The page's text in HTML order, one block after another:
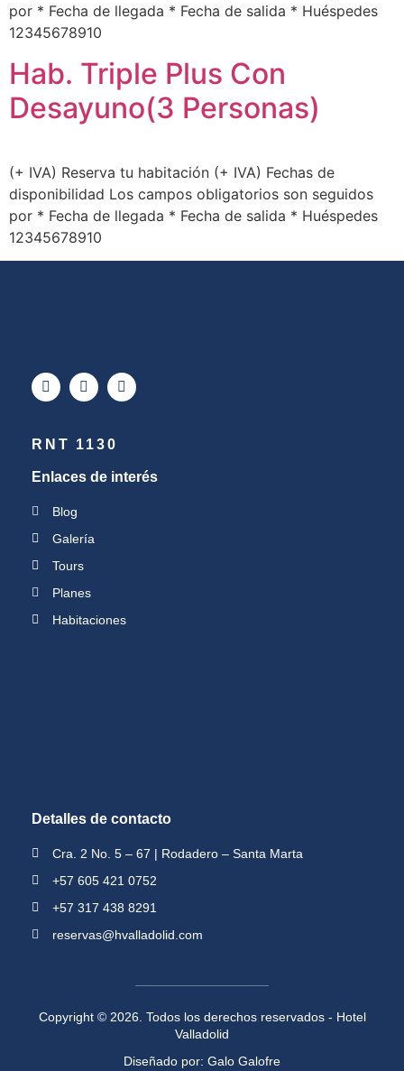
por * Fecha de llegada * Fecha de salida * Huéspedes
12345678910
Hab. Triple Plus Con
Desayuno(3 Personas)
(+ IVA) Reserva tu habitación (+ IVA) Fechas de
disponibilidad Los campos obligatorios son seguidos
por * Fecha de llegada * Fecha de salida * Huéspedes
12345678910
RNT 1130
Enlaces de interés
Blog
Galería
Tours
Planes
Habitaciones
Detalles de contacto
Cra. 2 No. 5 – 67 | Rodadero – Santa Marta
+57 605 421 0752
+57 317 438 8291
reservas@hvalladolid.com
Copyright © 2026. Todos los derechos reservados - Hotel
Valladolid
Diseñado por: Galo Galofre